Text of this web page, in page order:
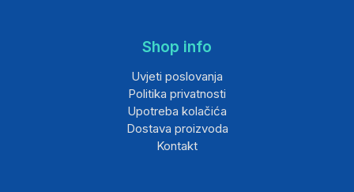
Shop info
Uvjeti poslovanja
Politika privatnosti
Upotreba kolačića
Dostava proizvoda
Kontakt